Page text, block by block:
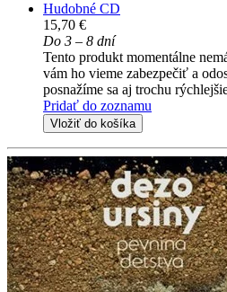
Hudobné CD
15,70 €
Do 3 – 8 dní
Tento produkt momentálne
vám ho vieme zabezpečiť a
posnažíme sa aj trochu
Pridať do zoznamu
Vložiť do košíka